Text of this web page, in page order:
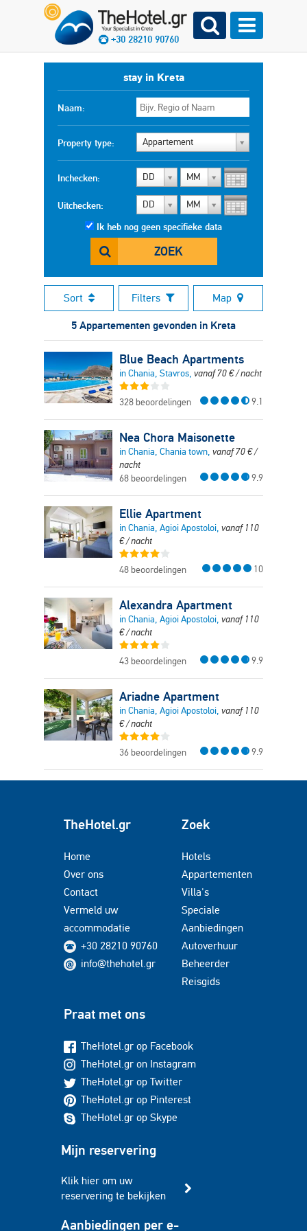
+30 28210 90760
stay in Kreta
Naam:
Property type: Appartement
Inchecken: DD MM
Uitchecken: DD MM
Ik heb nog geen specifieke data
ZOEK
Sort Filters Map
5 Appartementen gevonden in Kreta
Blue Beach Apartments
in Chania, Stavros, vanaf70€/ nacht
328 beoordelingen 9.1
Nea Chora Maisonette
in Chania, Chania town, vanaf70€/
nacht
68 beoordelingen
9.9
Ellie Apartment
in Chania, Agioi Apostoloi, vanaf 110
€/ nacht
48 beoordelingen 10
Alexandra Apartment
in Chania, Agioi Apostoloi, vanaf 110
€/ nacht
43 beoordelingen 9.9
Ariadne Apartment
in Chania, Agioi Apostoloi, vanaf 110
€/ nacht
36 beoordelingen 9.9
TheHotel.gr
Home
Over ons
Contact
Vermeld uw
accommodatie
+30 28210 90760
info@thehotel.gr
Zoek
Hotels
Appartementen
Villa's
Speciale
Aanbiedingen
Autoverhuur
Beheerder
Reisgids
Praat met ons
TheHotel.gr op Facebook
TheHotel.gr on Instagram
TheHotel.gr op Twitter
TheHotel.gr op Pinterest
TheHotel.gr op Skype
Mijn reservering
Klik hier om uw
reservering te bekijken
Aanbiedingen per e-